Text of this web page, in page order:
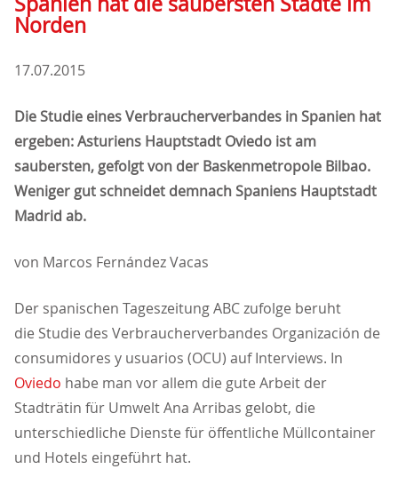
Norden
17.07.2015
Die Studie eines Verbraucherverbandes in Spanien hat
ergeben: Asturiens Hauptstadt Oviedo ist am
saubersten, gefolgt von der Baskenmetropole Bilbao.
Weniger gut schneidet demnach Spaniens Hauptstadt
Madrid ab.
von Marcos Fernández Vacas
Der spanischen Tageszeitung ABC zufolge beruht
die Studie des Verbraucherverbandes Organización de
consumidores y usuarios (OCU) auf Interviews. In
Oviedo habe man vor allem die gute Arbeit der
Stadträtin für Umwelt Ana Arribas gelobt, die
unterschiedliche Dienste für öffentliche Müllcontainer
und Hotels eingeführt hat.